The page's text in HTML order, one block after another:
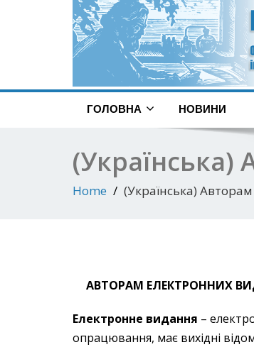
ГОЛОВНА НОВИНИ
(Українська)
Home (Українська) Авторам
АВТОРАМ ЕЛЕКТРОННИХ
Електронне видання –
опрацювання, має вихідні